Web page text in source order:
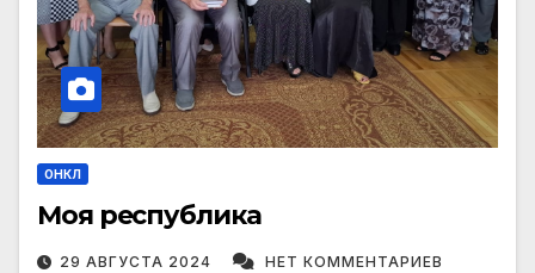
ОНКЛ
Моя республика
29 АВГУСТА 2024 НЕТ КОММЕНТАРИЕВ